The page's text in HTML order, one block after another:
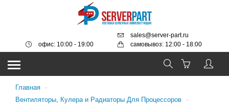
sales@server-part.ru
самовывоз: 12:00 - 18:00
офис: 10:00 - 19:00
Главная -
Вентиляторы, Кулера и Радиаторы Для Процессоров -